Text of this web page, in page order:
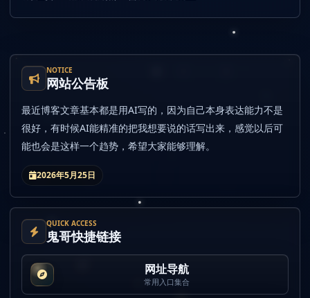
NOTICE
网站公告板
最近博客文章基本都是用AI写的，因为自己本身表达能力不是
很好，有时候AI能精准的把我想要说的话写出来，感觉以后可
能也会是这样一个趋势，希望大家能够理解。
2026年5月25日
QUICK ACCESS
鬼哥快捷链接
网址导航
常用入口集合